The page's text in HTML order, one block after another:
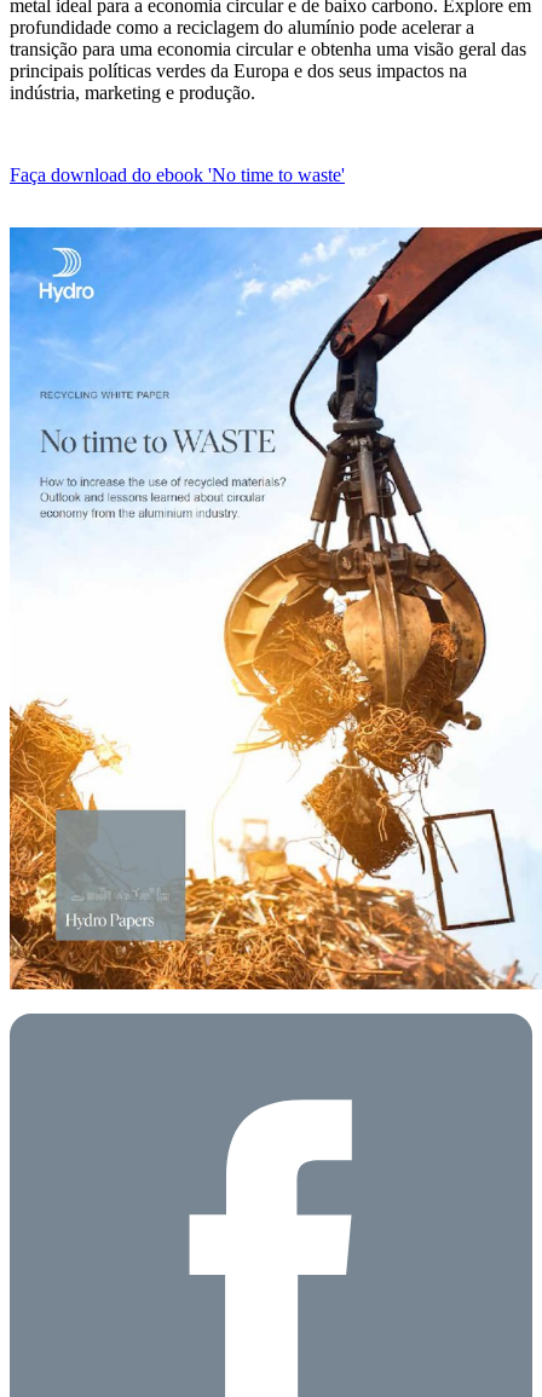
metal ideal para a economia circular e de baixo carbono. Explore em
profundidade como a reciclagem do alumínio pode acelerar a
transição para uma economia circular e obtenha uma visão geral das
principais políticas verdes da Europa e dos seus impactos na
indústria, marketing e produção.
Faça download do ebook 'No time to waste'